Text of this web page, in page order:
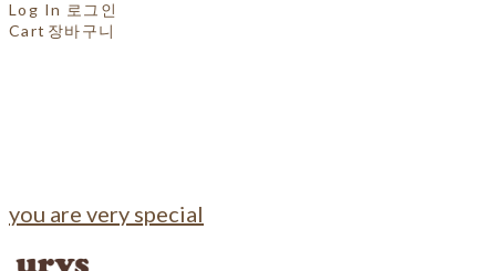
Log In 로그인
Cart 장바구니
you are very special